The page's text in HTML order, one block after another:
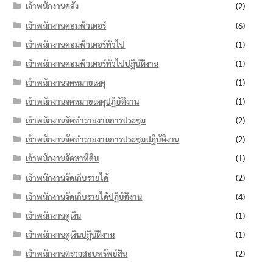
เจ้าพนักงานคลัง
(2)
เจ้าพนักงานคอมพิวเตอร์
(6)
เจ้าพนักงานคอมพิวเตอร์ทั่วไป
(1)
เจ้าพนักงานคอมพิวเตอร์ทั่วไปปฏิบัติงาน
(1)
เจ้าพนักงานจดหมายเหตุ
(1)
เจ้าพนักงานจดหมายเหตุปฏิบัติงาน
(1)
เจ้าพนักงานจัดทำรายงานการประชุม
(2)
เจ้าพนักงานจัดทำรายงานการประชุมปฏิบัติงาน
(2)
เจ้าพนักงานจัดหาที่ดิน
(1)
เจ้าพนักงานจัดเก็บรายได้
(2)
เจ้าพนักงานจัดเก็บรายได้ปฏิบัติงาน
(4)
เจ้าพนักงานดูเงิน
(1)
เจ้าพนักงานดูเงินปฏิบัติงาน
(1)
เจ้าพนักงานตรวจสอบทรัพย์สิน
(2)